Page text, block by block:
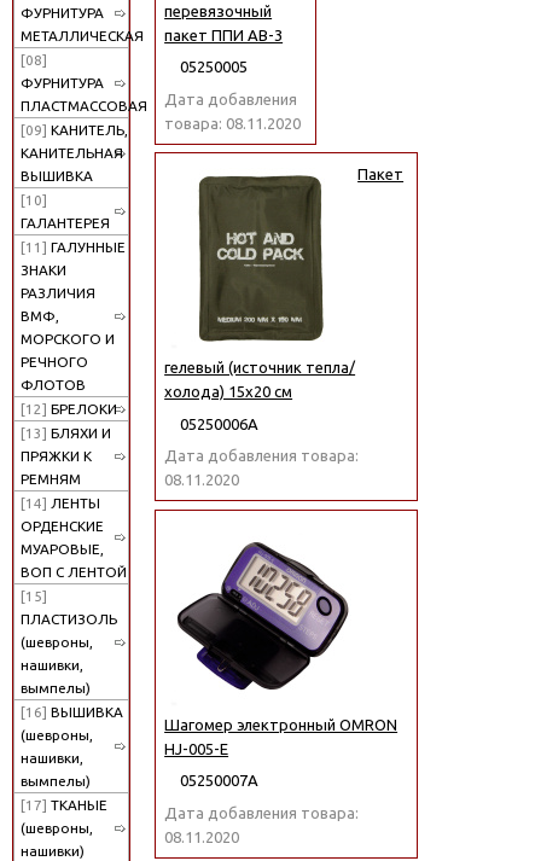
ФУРНИТУРА
МЕТАЛЛИЧЕСКАЯ
[08]
ФУРНИТУРА
ПЛАСТМАССОВАЯ
[09] КАНИТЕЛЬ,
КАНИТЕЛЬНАЯ
ВЫШИВКА
[10]
ГАЛАНТЕРЕЯ
[11] ГАЛУННЫЕ
ЗНАКИ
РАЗЛИЧИЯ
ВМФ,
МОРСКОГО И
РЕЧНОГО
ФЛОТОВ
[12] БРЕЛОКИ
[13] БЛЯХИ И
ПРЯЖКИ К
РЕМНЯМ
[14] ЛЕНТЫ
ОРДЕНСКИЕ
МУАРОВЫЕ,
ВОП С ЛЕНТОЙ
[15]
ПЛАСТИЗОЛЬ
(шевроны,
нашивки,
вымпелы)
[16] ВЫШИВКА
(шевроны,
нашивки,
вымпелы)
[17] ТКАНЫЕ
(шевроны,
нашивки)
перевязочный
пакет ППИ АВ-3
05250005
Дата добавления
товара: 08.11.2020
Пакет
гелевый (источник тепла/
холода) 15х20 см
05250006А
Дата добавления товара:
08.11.2020
Шагомер электронный OMRON
HJ-005-E
05250007А
Дата добавления товара:
08.11.2020